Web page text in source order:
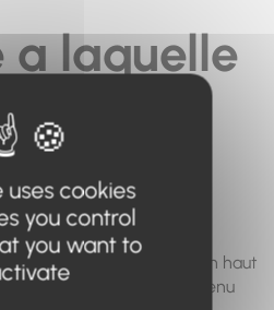
a laquelle
à
n'existe
ou plus.
le moteur de recherche en haut
menu pour trouver le contenu
uses cookies
you control
you want to